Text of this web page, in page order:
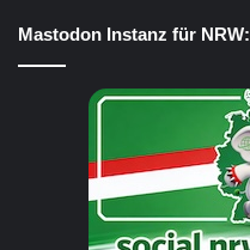
Mastodon Instanz für NRW: